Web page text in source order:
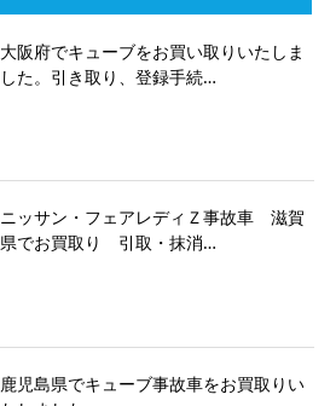
大阪府でキューブをお買い取りいたしま
した。引き取り、登録手続…
ニッサン・フェアレディＺ事故車 滋賀
県でお買取り 引取・抹消…
鹿児島県でキューブ事故車をお買取りい